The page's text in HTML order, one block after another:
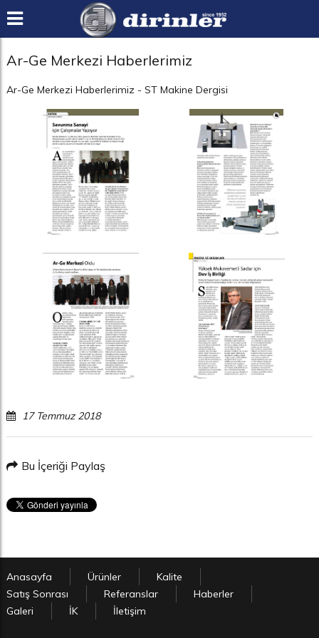
Ar-Ge Merkezi Haberlerimiz
Ar-Ge Merkezi Haberlerimiz - ST Makine Dergisi
17 Temmuz 2018
Bu İçeriği Paylaş
Anasayfa Ürünler
Kalite
Satış Sonrası
Referanslar
Haberler
Galeri
İK İletişim